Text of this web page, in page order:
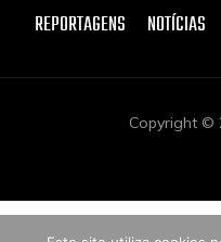
REPORTAGENS NOTÍCIAS
Copyright ©